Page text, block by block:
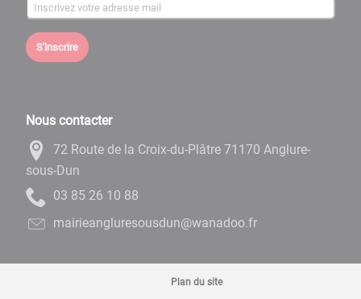
S'inscrire
Nous contacter
72 Route de la Croix-du-Plâtre 71170 Anglure-
sous-Dun
88 01 62 58 30
rf.oodanaw@nudsuoserulgnaeiriam
Plan du site